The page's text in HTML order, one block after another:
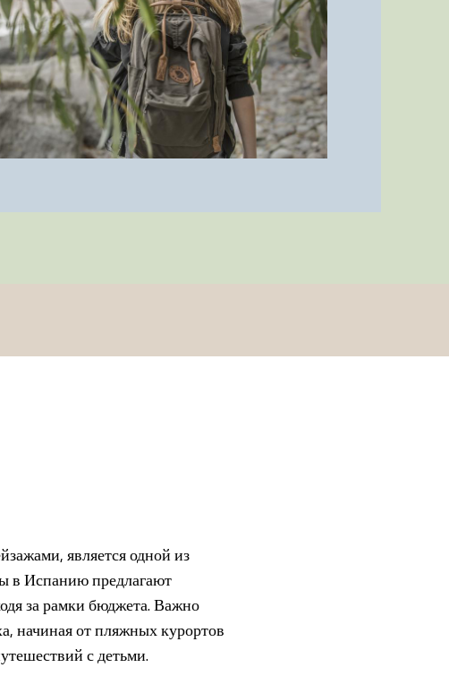
является одной из
в Испанию предлагают
за рамки бюджета. Важно
начиная от пляжных курортов
с детьми.